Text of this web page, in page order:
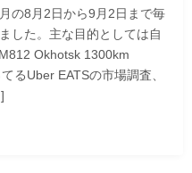
の8月2日から9月2日まで毎
した。主な目的としては自
Okhotsk 1300km
るUber EATSの市場調査、